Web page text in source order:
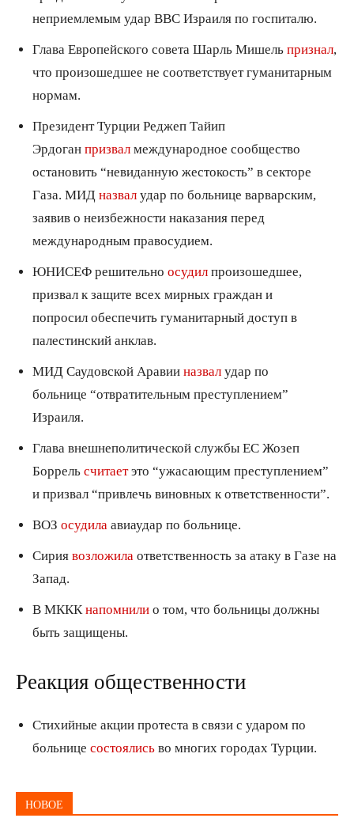
неприемлемым удар ВВС Израиля по госпиталю.
Глава Европейского совета Шарль Мишель признал
что произошедшее не соответствует гуманитарным
нормам.
Президент Турции Реджеп Тайип
Эрдоган призвал международное сообщество
остановить “невиданную жестокость” в секторе
Газа. МИД назвал удар по больнице варварским,
заявив о неизбежности наказания перед
международным правосудием.
ЮНИСЕФ решительно осудил произошедшее,
призвал к защите всех мирных граждан и
попросил обеспечить гуманитарный доступ в
палестинский анклав.
МИД Саудовской Аравии назвал удар по
больнице “отвратительным преступлением”
Израиля.
Глава внешнеполитической службы ЕС Жозеп
Боррель считаетэто “ужасающим преступлением”
и призвал “привлечь виновных к ответственности”.
ВОЗ осудила авиаудар по больнице.
Сирия возложила ответственность за атаку в Газе на
Запад.
В МККК напомнили о том, что больницы должны
быть защищены.
Реакция общественности
Стихийные акции протеста в связи с ударом по
больнице состоялись во многих городах Турции.
НОВОЕ